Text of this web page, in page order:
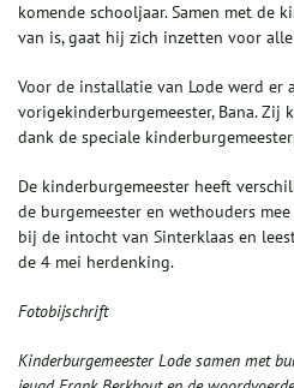
komende schooljaar. Samen met de
van is, gaat hij zich inzetten voor
Voor de installatie van Lode werd er
vorigekinderburgemeester, Bana. Zij
dank de speciale
De kinderburgemeester heeft
de burgemeester en wethouders
bij de intocht van Sinterklaas en
de 4 mei herdenking.
Fotobijschrift
Kinderburgemeester Lode samen met